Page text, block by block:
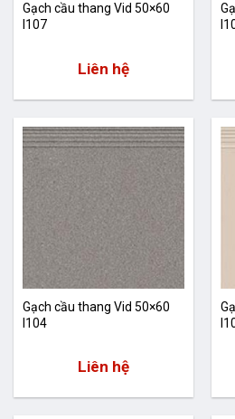
Gạch cầu thang Vid 50×60
I107
Liên hệ
Gạch cầu thang Vid 50×60
I104
Liên hệ